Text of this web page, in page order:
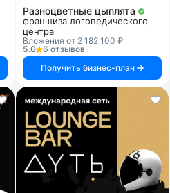
Разноцветные цыплята
франшиза логопедического
центра
Вложения от 2 182 100 ₽
5.0
6 отзывов
Получить бизнес-план